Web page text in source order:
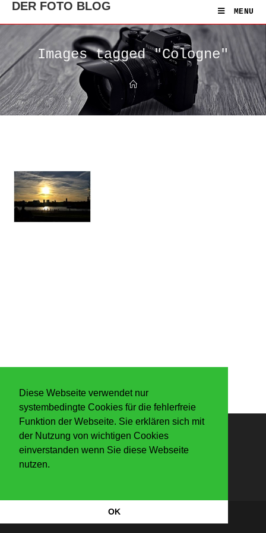
Diese Webseite verwendet nur
systembedingte Cookies für die fehlerfreie
Funktion der Webseite. Sie erklären sich mit
der Nutzung von wichtigen Cookies
einverstanden wenn Sie diese Webseite
nutzen.
OK
DER FOTO BLOG MENU
Images tagged "Cologne"
Anmelden
Datenschutzerkärung